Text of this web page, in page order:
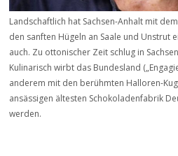
Landschaftlich hat Sachsen-Anhalt mit
den sanften Hügeln an Saale und Unstrut
auch. Zu ottonischer Zeit schlug in
Kulinarisch wirbt das Bundesland
anderem mit den berühmten Halloren-
ansässigen ältesten Schokoladenfabrik
werden.